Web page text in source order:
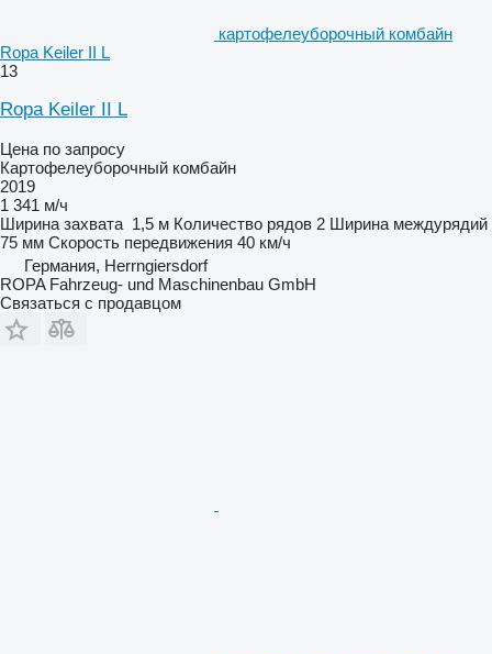
картофелеуборочный комбайн
Ropa Keiler II L
13
Ropa Keiler II L
Цена по запросу
Картофелеуборочный комбайн
2019
1 341 м/ч
Ширина захвата 1,5 м Количество рядов 2 Ширина междурядий
75 мм Скорость передвижения 40 км/ч
Германия, Herrngiersdorf
ROPA Fahrzeug- und Maschinenbau GmbH
Связаться с продавцом